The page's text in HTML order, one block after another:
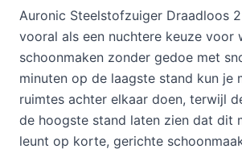
Auronic Steelstofzuiger Draadloos
vooral als een nuchtere keuze voor
schoonmaken zonder gedoe met
minuten op de laagste stand kun je
ruimtes achter elkaar doen, terwijl
de hoogste stand laten zien dat dit
leunt op korte, gerichte